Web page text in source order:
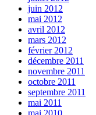
juin 2012
mai 2012
avril 2012
mars 2012
février 2012
décembre 2011
novembre 2011
octobre 2011
septembre 2011
mai 2011
mai 2010